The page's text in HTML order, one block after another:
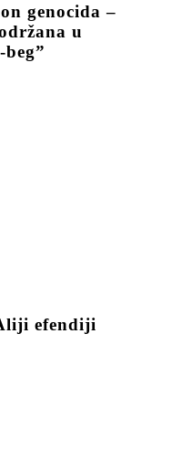
genocida –
u
efendiji